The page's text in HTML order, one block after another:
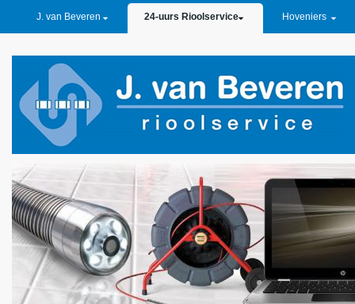
J. van Beveren 24-uurs Rioolservice Hoveniers